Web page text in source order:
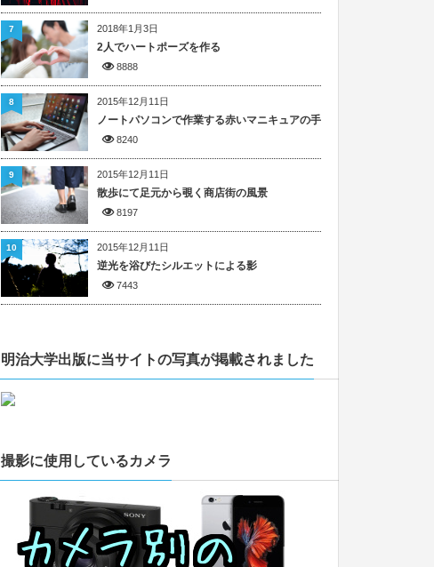
2018年1月3日
2人でハートポーズを作る
8888
7
2015年12月11日
ノートパソコンで作業する赤いマニキュアの手
8240
8
2015年12月11日
散歩にて足元から覗く商店街の風景
8197
9
2015年12月11日
逆光を浴びたシルエットによる影
7443
10
明治大学出版に当サイトの写真が掲載されました
撮影に使用しているカメラ